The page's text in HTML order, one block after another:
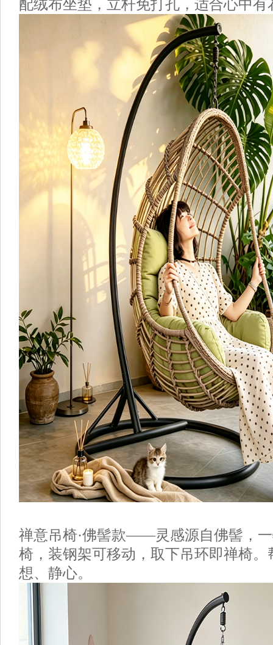
配绒布坐垫，立杆免打孔，适合心中有
禅意吊椅·佛髻款——灵感源自佛髻，
椅，装钢架可移动，取下吊环即禅椅。
想、静心。